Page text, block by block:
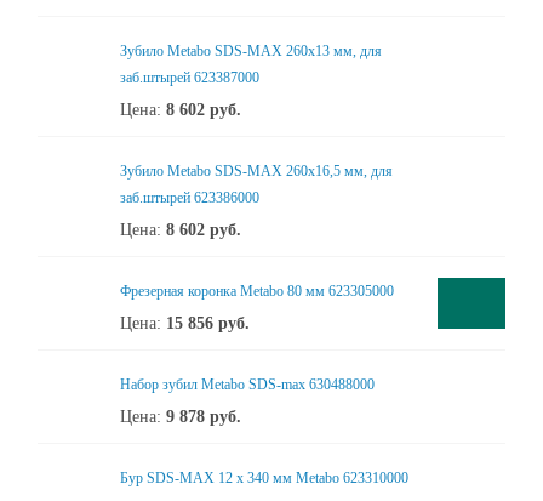
Зубило Metabo SDS-MAX 260x13 мм, для
заб.штырей 623387000
Цена: 8 602 руб.
Зубило Metabo SDS-MAX 260x16,5 мм, для
заб.штырей 623386000
Цена: 8 602 руб.
Фрезерная коронка Metabo 80 мм 623305000
Цена: 15 856 руб.
Набор зубил Metabo SDS-max 630488000
Цена: 9 878 руб.
Бур SDS-MAX 12 x 340 мм Metabo 623310000